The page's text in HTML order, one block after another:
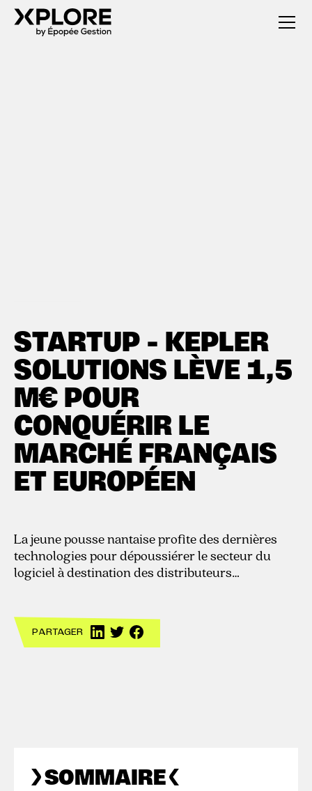
STARTUP - KEPLER
SOLUTIONS LÈVE 1,5
M€ POUR
CONQUÉRIR LE
MARCHÉ FRANÇAIS
ET EUROPÉEN
La jeune pousse nantaise profite des dernières
technologies pour dépoussiérer le secteur du
logiciel à destination des distributeurs
PARTAGER
SOMMAIRE